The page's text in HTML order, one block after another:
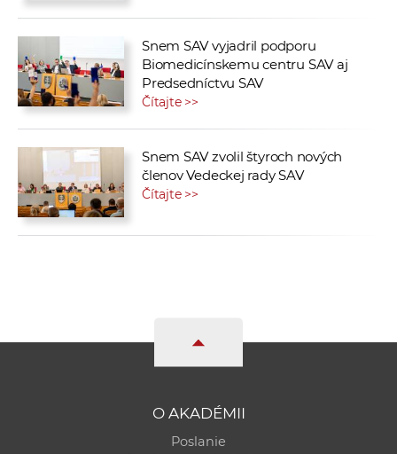
Snem SAV vyjadril podporu
Biomedicínskemu centru SAV aj
Predsedníctvu SAV
Čítajte >>
Snem SAV zvolil štyroch nových
členov Vedeckej rady SAV
Čítajte >>
O AKADÉMII
Poslanie